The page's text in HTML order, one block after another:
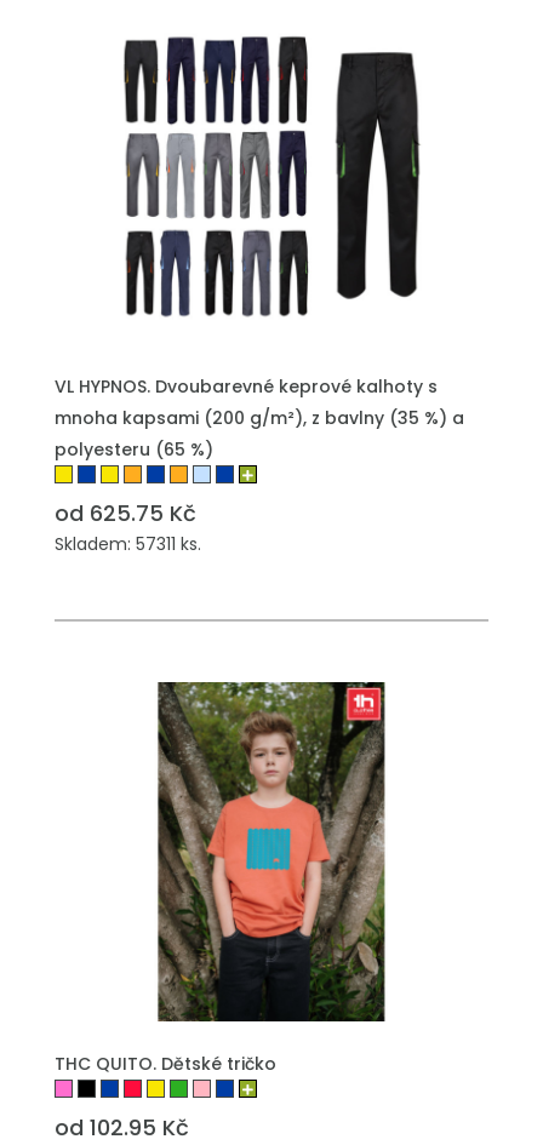
VL HYPNOS. Dvoubarevné keprové kalhoty s
mnoha kapsami (200 g/m²), z bavlny (35 %) a
polyesteru (65 %)
od 625.75 Kč
Skladem: 57311 ks.
THC QUITO. Dětské tričko
od 102.95 Kč